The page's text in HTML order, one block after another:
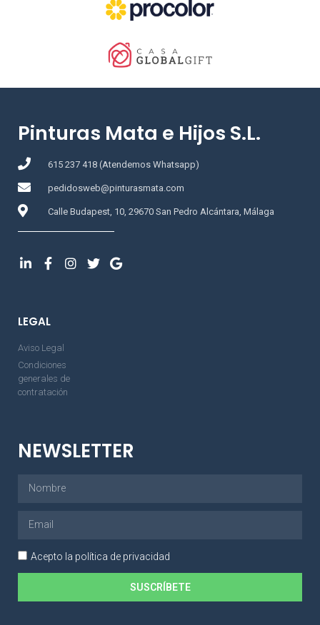
Pinturas Mata e Hijos S.L.
615 237 418 (Atendemos Whatsapp)
pedidosweb@pinturasmata.com
Calle Budapest, 10, 29670 San Pedro Alcántara, Málaga
LEGAL
Aviso Legal
Condiciones
generales de
contratación
NEWSLETTER
Acepto la política de privacidad
SUSCRÍBETE